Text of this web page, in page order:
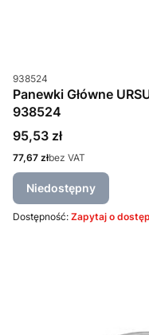
Kod produktu
938524
Panewki Główne
938524
Cena
95,53 zł
Cena
77,67 złbez VAT
Niedostępny
Dostępność: Zapytaj o